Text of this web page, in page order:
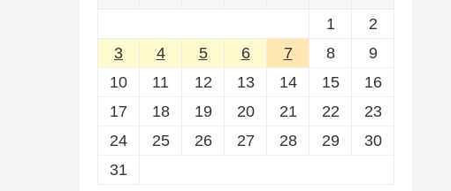
1
2
3
4 5 6 7 8
9
10
11 12 13 14 15
16
17
18 19 20 21 22
23
24
25 26 27 28 29
30
31